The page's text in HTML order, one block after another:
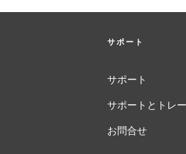
サポート
サポート
サポートとトレ
お問合せ